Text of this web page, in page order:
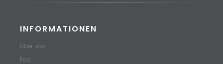
INFORMATIONEN
Über uns
Faq